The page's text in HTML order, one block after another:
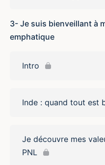
3- Je suis bienveillant à
emphatique
Intro
Inde : quand tout est
Je découvre mes
PNL